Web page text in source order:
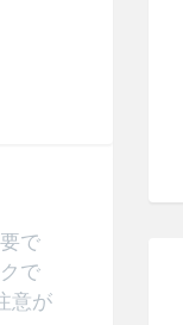
で
で
意が